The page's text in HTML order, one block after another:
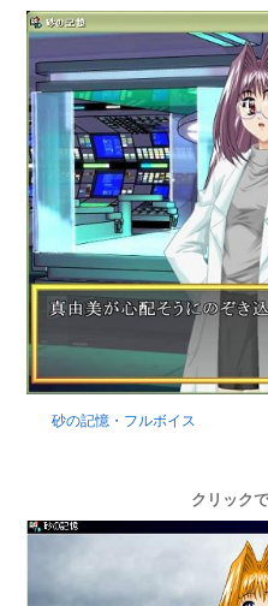
砂の記憶・フルボイス
クリック